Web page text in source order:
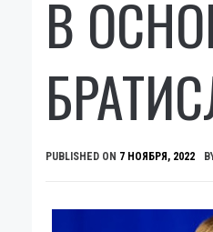
В
PUBLISHED ON 7 НОЯБРЯ, 2022